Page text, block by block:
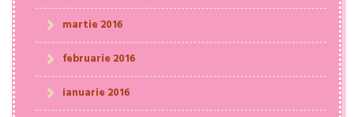
martie 2016
februarie 2016
ianuarie 2016